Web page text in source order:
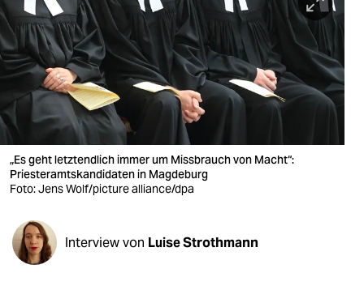
berlin
nord
wahrheit
verlag
verlag
veranstaltungen
shop
fragen & hilfe
„Es geht letztendlich immer um Missbrauch von Macht“:
Priesteramtskandidaten in Magdeburg
Foto: Jens Wolf/picture alliance/dpa
Interview von Luise Strothmann